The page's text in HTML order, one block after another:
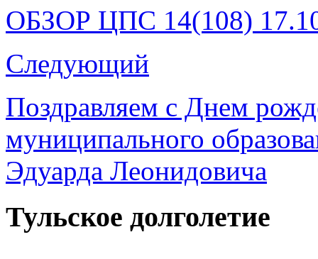
ОБЗОР ЦПС 14(108)
Следующий
Поздравляем с Днем
муниципального
Эдуарда Леонидовича
Тульское долголетие